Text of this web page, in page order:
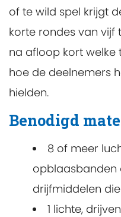
of te wild spel krijgt
korte rondes van vijf
na afloop kort welke
hoe de deelnemers
hielden.
Benodigd
8 of meer
opblaasbanden
drijfmiddelen
1 lichte,